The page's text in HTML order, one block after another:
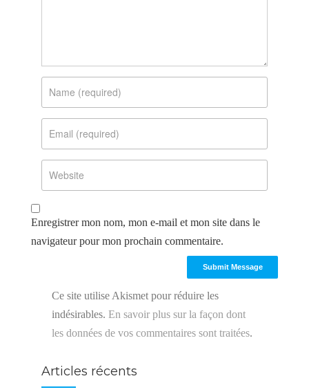
Enregistrer mon nom, mon e-mail et mon site dans le
navigateur pour mon prochain commentaire.
Ce site utilise Akismet pour réduire les
indésirables. En savoir plus sur la façon dont
les données de vos commentaires sont traitées.
Articles récents